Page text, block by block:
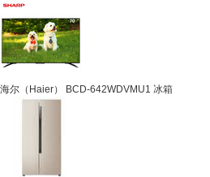
海尔（Haier） BCD-642WDVMU1 冰箱